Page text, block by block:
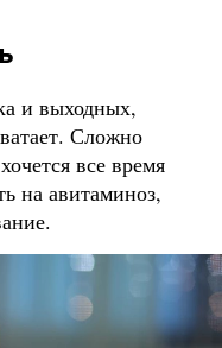
и выходных,
Сложно
все время
на авитаминоз,